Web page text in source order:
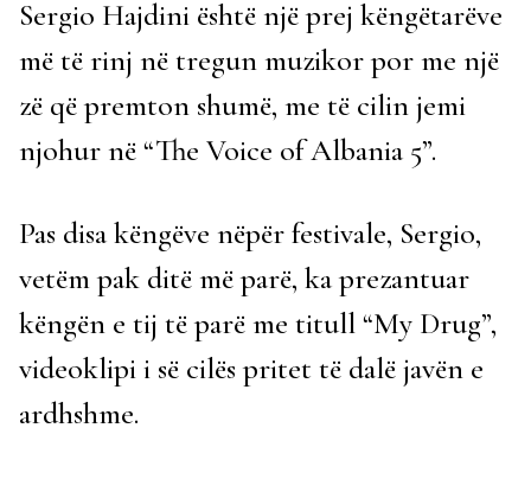
Sergio Hajdini është një prej këngëtarëve
më të rinj në tregun muzikor por me një
zë që premton shumë, me të cilin jemi
njohur në “The Voice of Albania 5”.
Pas disa këngëve nëpër festivale, Sergio,
vetëm pak ditë më parë, ka prezantuar
këngën e tij të parë me titull “My Drug”,
videoklipi i së cilës pritet të dalë javën e
ardhshme.